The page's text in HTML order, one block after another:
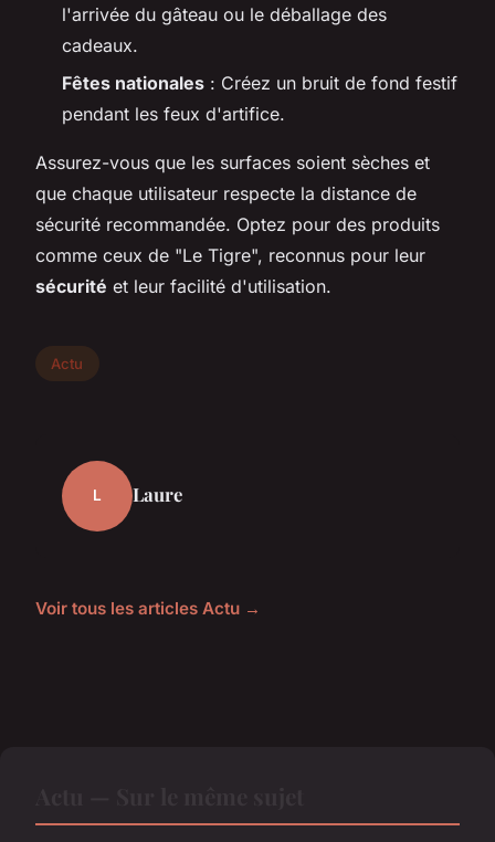
l'arrivée du gâteau ou le déballage des
cadeaux.
Fêtes nationales : Créez un bruit de fond festif
pendant les feux d'artifice.
Assurez-vous que les surfaces soient sèches et
que chaque utilisateur respecte la distance de
sécurité recommandée. Optez pour des produits
comme ceux de "Le Tigre", reconnus pour leur
sécurité et leur facilité d'utilisation.
Actu
L Laure
Voir tous les articles Actu →